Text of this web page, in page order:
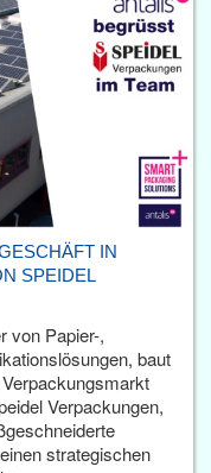
IN
SPEIDEL
von Papier-,
baut
Verpackungen,
strategischen